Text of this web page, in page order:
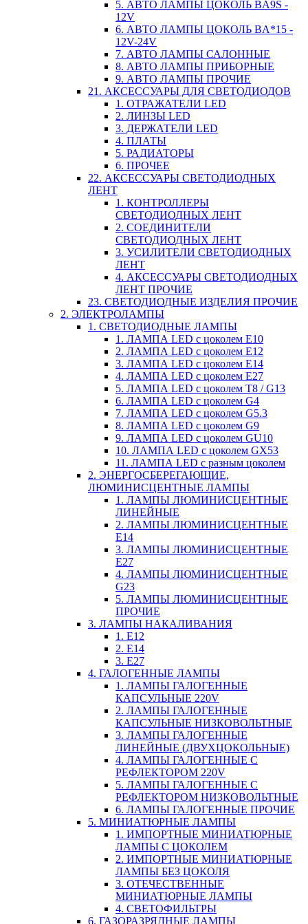
5. АВТО ЛАМПЫ ЦОКОЛЬ BA9S -
12V
6. АВТО ЛАМПЫ ЦОКОЛЬ BA*15 -
12V-24V
7. АВТО ЛАМПЫ САЛОННЫЕ
8. АВТО ЛАМПЫ ПРИБОРНЫЕ
9. АВТО ЛАМПЫ ПРОЧИЕ
21. АКСЕССУАРЫ ДЛЯ СВЕТОДИОДОВ
1. ОТРАЖАТЕЛИ LED
2. ЛИНЗЫ LED
3. ДЕРЖАТЕЛИ LED
4. ПЛАТЫ
5. РАДИАТОРЫ
6. ПРОЧЕЕ
22. АКСЕССУАРЫ СВЕТОДИОДНЫХ
ЛЕНТ
1. КОНТРОЛЛЕРЫ
СВЕТОДИОДНЫХ ЛЕНТ
2. СОЕДИНИТЕЛИ
СВЕТОДИОДНЫХ ЛЕНТ
3. УСИЛИТЕЛИ СВЕТОДИОДНЫХ
ЛЕНТ
4. АКСЕССУАРЫ СВЕТОДИОДНЫХ
ЛЕНТ ПРОЧИЕ
23. СВЕТОДИОДНЫЕ ИЗДЕЛИЯ ПРОЧИЕ
2. ЭЛЕКТРОЛАМПЫ
1. СВЕТОДИОДНЫЕ ЛАМПЫ
1. ЛАМПА LED c цоколем E10
2. ЛАМПА LED c цоколем E12
3. ЛАМПА LED c цоколем E14
4. ЛАМПА LED c цоколем E27
5. ЛАМПА LED c цоколем T8 / G13
6. ЛАМПА LED c цоколем G4
7. ЛАМПА LED c цоколем G5.3
8. ЛАМПА LED c цоколем G9
9. ЛАМПА LED c цоколем GU10
10. ЛАМПА LED c цоколем GX53
11. ЛАМПА LED c разным цоколем
2. ЭНЕРГОСБЕРЕГАЮЩИЕ,
ЛЮМИНИСЦЕНТНЫЕ ЛАМПЫ
1. ЛАМПЫ ЛЮМИНИСЦЕНТНЫЕ
ЛИНЕЙНЫЕ
2. ЛАМПЫ ЛЮМИНИСЦЕНТНЫЕ
E14
3. ЛАМПЫ ЛЮМИНИСЦЕНТНЫЕ
E27
4. ЛАМПЫ ЛЮМИНИСЦЕНТНЫЕ
G23
5. ЛАМПЫ ЛЮМИНИСЦЕНТНЫЕ
ПРОЧИЕ
3. ЛАМПЫ НАКАЛИВАНИЯ
1. E12
2. Е14
3. Е27
4. ГАЛОГЕННЫЕ ЛАМПЫ
1. ЛАМПЫ ГАЛОГЕННЫЕ
КАПСУЛЬНЫЕ 220V
2. ЛАМПЫ ГАЛОГЕННЫЕ
КАПСУЛЬНЫЕ НИЗКОВОЛЬТНЫЕ
3. ЛАМПЫ ГАЛОГЕННЫЕ
ЛИНЕЙНЫЕ (ДВУХЦОКОЛЬНЫЕ)
4. ЛАМПЫ ГАЛОГЕННЫЕ С
РЕФЛЕКТОРОМ 220V
5. ЛАМПЫ ГАЛОГЕННЫЕ С
РЕФЛЕКТОРОМ НИЗКОВОЛЬТНЫЕ
6. ЛАМПЫ ГАЛОГЕННЫЕ ПРОЧИЕ
5. МИНИАТЮРНЫЕ ЛАМПЫ
1. ИМПОРТНЫЕ МИНИАТЮРНЫЕ
ЛАМПЫ С ЦОКОЛЕМ
2. ИМПОРТНЫЕ МИНИАТЮРНЫЕ
ЛАМПЫ БЕЗ ЦОКОЛЯ
3. ОТЕЧЕСТВЕННЫЕ
МИНИАТЮРНЫЕ ЛАМПЫ
4. СВЕТОФИЛЬТРЫ
6. ГАЗОРАЗРЯДНЫЕ ЛАМПЫ